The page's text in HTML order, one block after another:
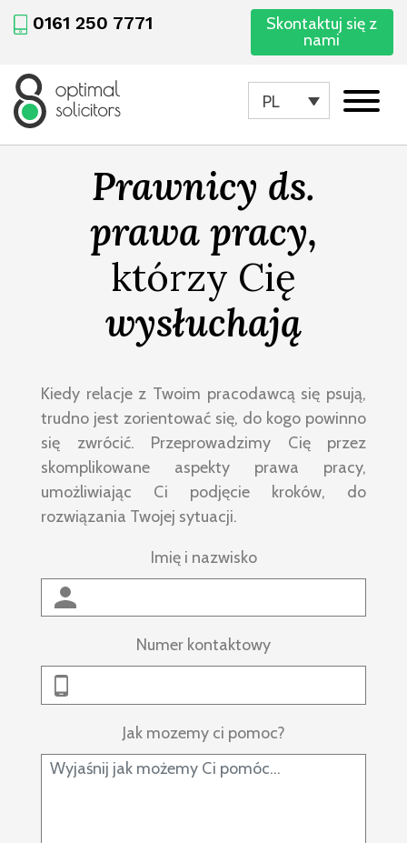
0161 250 7771
Skontaktuj się z
nami
PL
Prawnicy ds.
prawa pracy,
którzy Cię
wysłuchają
Kiedy relacje z Twoim pracodawcą się psują,
trudno jest zorientować się, do kogo powinno
się zwrócić. Przeprowadzimy Cię przez
skomplikowane aspekty prawa pracy,
umożliwiając Ci podjęcie kroków, do
rozwiązania Twojej sytuacji.
Imię i nazwisko
Numer kontaktowy
Jak mozemy ci pomoc?